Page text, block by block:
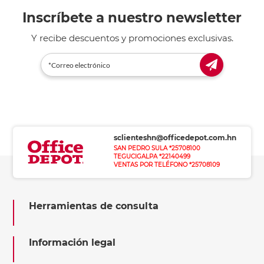
Inscríbete a nuestro newsletter
Y recibe descuentos y promociones exclusivas.
sclienteshn@officedepot.com.hn
SAN PEDRO SULA *25708100
TEGUCIGALPA *22140499
VENTAS POR TELÉFONO *25708109
Herramientas de consulta
Información legal